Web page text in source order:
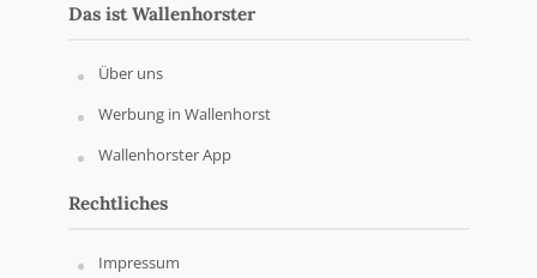
Das ist Wallenhorster
Über uns
Werbung in Wallenhorst
Wallenhorster App
Rechtliches
Impressum